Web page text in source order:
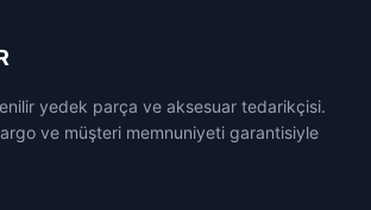
yedek parça ve aksesuar tedarikçisi.
ve müşteri memnuniyeti garantisiyle